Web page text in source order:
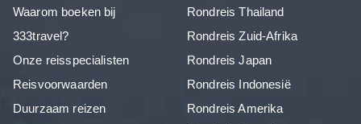
Waarom boeken bij
333travel?
Onze reisspecialisten
Reisvoorwaarden
Duurzaam reizen
Rondreis Thailand
Rondreis Zuid-Afrika
Rondreis Japan
Rondreis Indonesië
Rondreis Amerika